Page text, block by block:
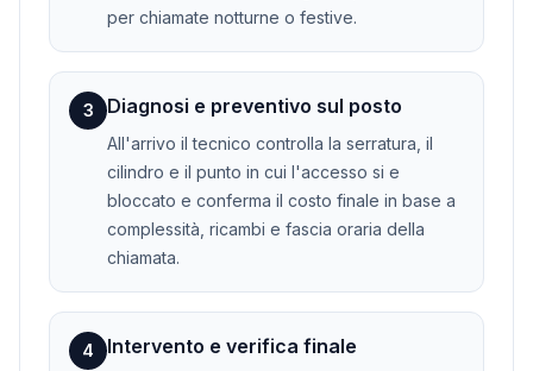
per chiamate notturne o festive.
3 Diagnosi e preventivo sul posto
All'arrivo il tecnico controlla la serratura, il
cilindro e il punto in cui l'accesso si e
bloccato e conferma il costo finale in base a
complessità, ricambi e fascia oraria della
chiamata.
4 Intervento e verifica finale